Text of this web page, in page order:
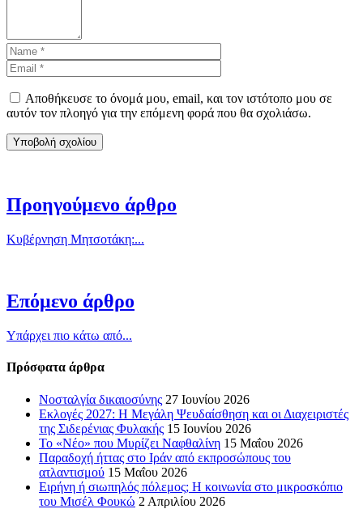
Αποθήκευσε το όνομά μου, email, και τον ιστότοπο μου σε
αυτόν τον πλοηγό για την επόμενη φορά που θα σχολιάσω.
Προηγούμενο άρθρο
Κυβέρνηση Μητσοτάκη:...
Επόμενο άρθρο
Υπάρχει πιο κάτω από...
Πρόσφατα άρθρα
Νοσταλγία δικαιοσύνης 27 Ιουνίου 2026
Εκλογές 2027: Η Μεγάλη Ψευδαίσθηση και οι Διαχειριστές
της Σιδερένιας Φυλακής 15 Ιουνίου 2026
Το «Νέο» που Μυρίζει Ναφθαλίνη 15 Μαΐου 2026
Παραδοχή ήττας στο Ιράν από εκπροσώπους του
ατλαντισμού 15 Μαΐου 2026
Ειρήνη ή σιωπηλός πόλεμος; Η κοινωνία στο μικροσκόπιο
του Μισέλ Φουκώ 2 Απριλίου 2026